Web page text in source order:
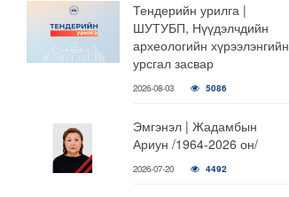
Тендерийн урилга |
ШУТУБП, Нүүдэлчдийн
археологийн хүрээлэнгийн
урсгал засвар
2026-08-03 5086
Эмгэнэл | Жадамбын
Ариун /1964-2026 он/
2026-07-20 4492